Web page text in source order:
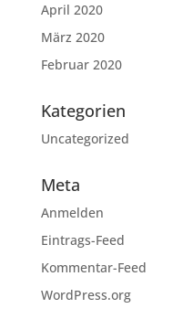
April 2020
März 2020
Februar 2020
Kategorien
Uncategorized
Meta
Anmelden
Eintrags-Feed
Kommentar-Feed
WordPress.org